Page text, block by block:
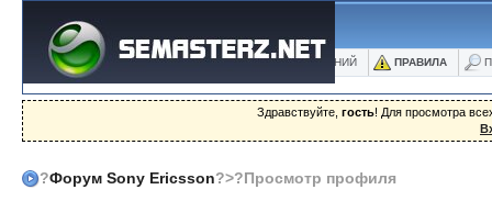
ФОРУМ БЛОГИ ФОТО БАЗА ЗНАНИЙ ПРАВИЛА
Здравствуйте, гость! Для просмотра
?Форум Sony Ericsson?>?Просмотр профиля